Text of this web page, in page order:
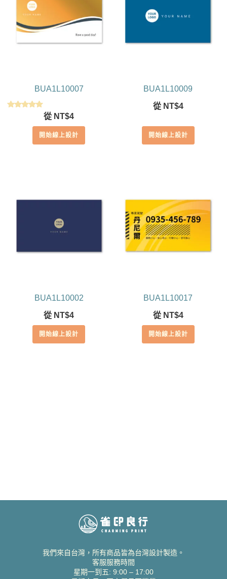
BUA1L10007
滿分 5
從 NT$4
開始線上設計
BUA1L10009
從 NT$4
開始線上設計
BUA1L10002
從 NT$4
開始線上設計
BUA1L10017
從 NT$4
開始線上設計
我們來自台灣，所有商品皆為台灣設計製造。
客服服務時間
星期一到五: 9:00 – 17:00